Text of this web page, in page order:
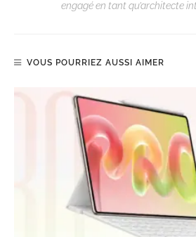
engagé en tant qu’architecte
VOUS POURRIEZ AUSSI AIMER